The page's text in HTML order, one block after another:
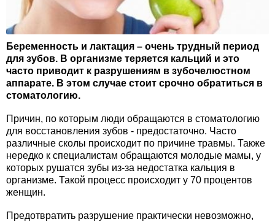
Беременность и лактация – очень трудный период
для зубов. В организме теряется кальций и это
часто приводит к разрушениям в зубочелюстном
аппарате. В этом случае стоит срочно обратиться в
стоматологию.
Причин, по которым люди обращаются в стоматологию
для восстановления зубов - предостаточно. Часто
различные сколы происходит по причине травмы. Также
нередко к специалистам обращаются молодые мамы, у
которых рушатся зубы из-за недостатка кальция в
организме. Такой процесс происходит у 70 процентов
женщин.
Предотвратить разрушение практически невозможно,